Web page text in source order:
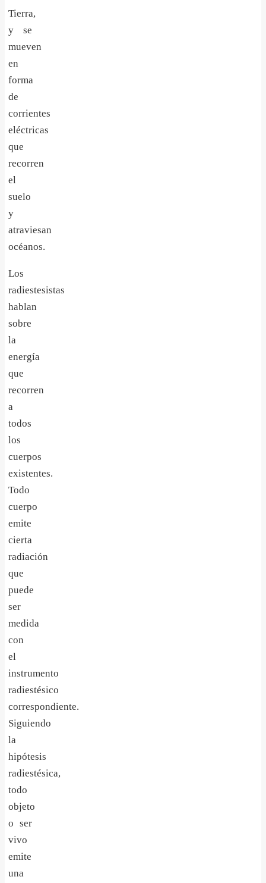
Tierra,
y se
mueven
en
forma
de
corrientes
eléctricas
que
recorren
el
suelo
y
atraviesan
océanos.
Los
radiestesistas
hablan
sobre
la
energía
que
recorren
a
todos
los
cuerpos
existentes.
Todo
cuerpo
emite
cierta
radiación
que
puede
ser
medida
con
el
instrumento
radiestésico
correspondiente.
Siguiendo
la
hipótesis
radiestésica,
todo
objeto
o ser
vivo
emite
una